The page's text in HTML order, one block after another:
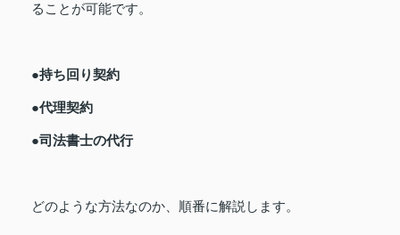
ることが可能です。
●持ち回り契約
●代理契約
●司法書士の代行
どのような方法なのか、順番に解説します。